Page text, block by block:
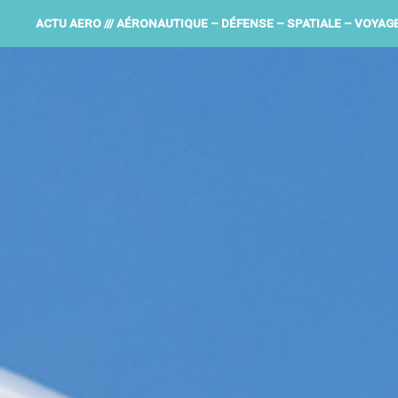
ACTU AERO /// AÉRONAUTIQUE – DÉFENSE – SPATIALE –